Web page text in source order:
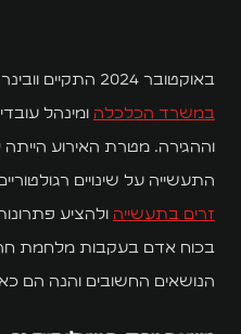
Executive
Localz
באוקטובר 2024 התקיים וובינר מקיף בהובלת
במשרד הכלכלה ומינהל
וההגירה. מטרת האירוע
התעשייה על שינויים
זרים בתעשייה ולהציע
בכוח אדם בעקבות מלחמת
הנושאים החשובים והנה הם